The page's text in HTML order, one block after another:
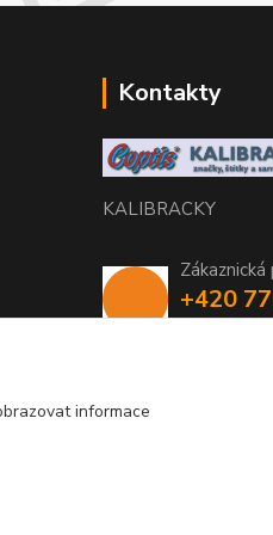
Kontakty
KALIBRACKY
+420
informace